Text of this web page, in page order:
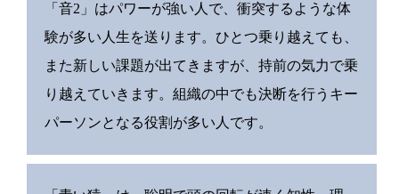
「音2」はパワーが強い人で、衝突するような体
験が多い人生を送ります。ひとつ乗り越えても、
また新しい課題が出てきますが、持前の気力で乗
り越えていきます。組織の中でも決断を行うキー
パーソンとなる役割が多い人です。